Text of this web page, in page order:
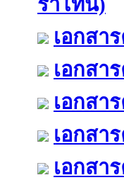
เอกสา
เอกสา
เอกสา
เอกสา
เอกสา